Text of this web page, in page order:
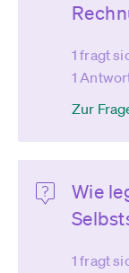
1 fragt
1
Zur
Wie
1 fragt